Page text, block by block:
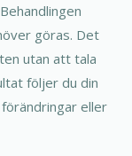
göras. Det
utan att tala
följer du din
eller